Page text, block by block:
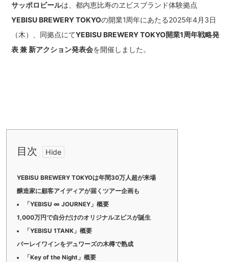
サッポロビールは、都内恵比寿のヱビスブランド体験拠点
YEBISU BREWERY TOKYOの開業1周年にあたる2025年4月3日
（木）、同拠点にてYEBISU BREWERY TOKYO開業1周年戦略発
表 兼 新アクション発表会を開催しました。
目次
YEBISU BREWERY TOKYOは年間30万人超が来場
醸造家に顧客アイディアが届くツアー企画も
「YEBISU ∞ JOURNEY」概要
1,000万円で自分だけのオリジナルヱビスが誕生
「YEBISU 1TANK」概要
バーレイワインをデュワーズの木樽で熟成
「Key of the Night」概要